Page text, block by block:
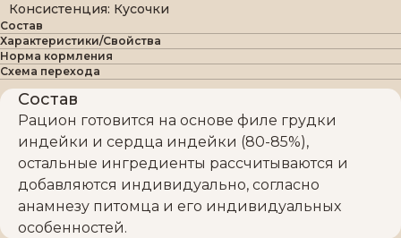
Консистенция: Кусочки
Состав
Характеристики/Свойства
Норма кормления
Схема перехода
Состав
Рацион готовится на основе филе грудки
индейки и сердца индейки (80-85%),
остальные ингредиенты рассчитываются и
добавляются индивидуально, согласно
анамнезу питомца и его индивидуальных
особенностей.